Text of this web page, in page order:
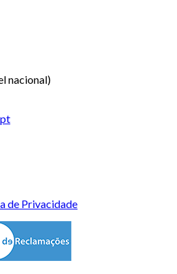
nacional)
de Privacidade